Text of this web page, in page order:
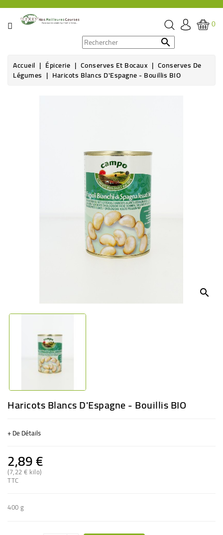
CATÉGORIE
ÉPICERIE
0

Accueil Épicerie Conserves Et Bocaux Conserves De
Légumes Haricots Blancs D'Espagne - Bouillis BIO
search
Haricots Blancs D'Espagne - Bouillis BIO
+ De Détails
2,89 €
(7,22 € kilo)
TTC
400 g